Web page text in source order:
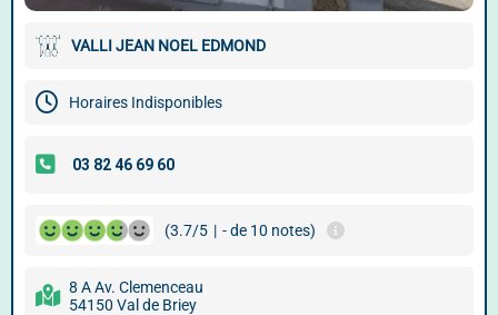
VALLI JEAN NOEL EDMOND
Horaires Indisponibles
(3.7/5 | - de 10 notes)
8 A Av. Clemenceau
54150 Val de Briey